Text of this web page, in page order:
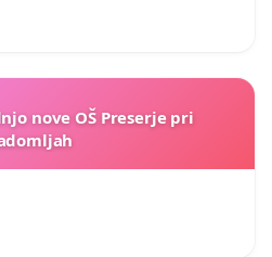
nove OŠ Preserje pri